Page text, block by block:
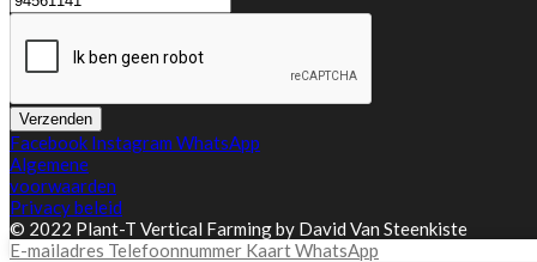
Verzenden
Facebook Instagram WhatsApp
Algemene
voorwaarden
Privacy beleid
© 2022 Plant-T Vertical Farming by David Van Steenkiste
E-mailadres Telefoonnummer KaartWhatsApp